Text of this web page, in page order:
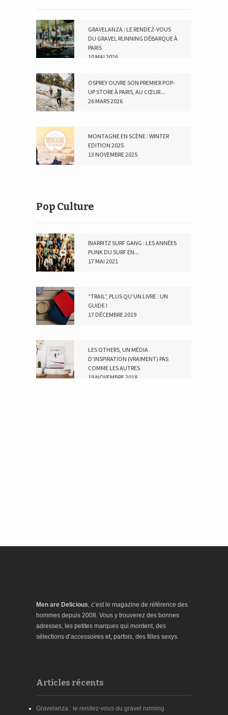
GRAVELANZA : LE RENDEZ-VOUS
DU GRAVEL RUNNING DÉBARQUE À
PARIS
10 MAI 2026
OSPREY OUVRE SON PREMIER POP-
UP STORE À PARIS, AU CŒUR...
26 MARS 2026
MONTAGNE EN SCÈNE : WINTER
EDITION 2025
13 NOVEMBRE 2025
Pop Culture
BIARRITZ SURF GANG : LES ANNÉES
PUNK DU SURF EN...
17 MAI 2021
“TRAIL”, PLUS QU’UN LIVRE : UN
GUIDE !
17 DÉCEMBRE 2019
LES OTHERS, UN MÉDIA
D’INSPIRATION (VRAIMENT) PAS
COMME LES AUTRES
19 NOVEMBRE 2018
Men are Delicious, c’est le magazine de référence des
hommes depuis 2008. Vous y trouverez des bonnes
adresses, les petites marques qui montent, des
sélections d’accessoires et, parfois, des filles sexys.
Articles récents
Gravelanza : le rendez-vous du gravel running